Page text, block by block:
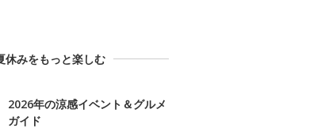
休みをもっと楽しむ
2026年の涼感イベント＆グルメ
ガイド